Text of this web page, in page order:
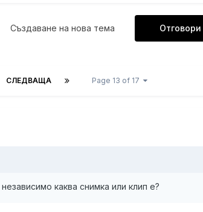
Създаване на нова тема
СЛЕДВАЩА Page 13 of 17
каква снимка или клип е?